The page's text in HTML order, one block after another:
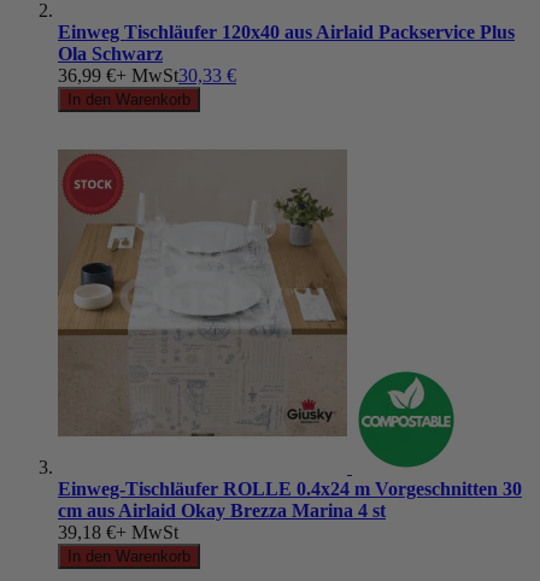
Einweg Tischläufer 120x40 aus Airlaid Packservice Plus
Ola Schwarz
36,99 €+ MwSt30,33 €
In den Warenkorb
Einweg-Tischläufer ROLLE 0.4x24 m Vorgeschnitten 30
cm aus Airlaid Okay Brezza Marina 4 st
39,18 €+ MwSt
In den Warenkorb